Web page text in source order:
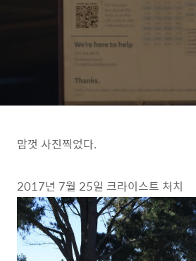
맘껏 사진찍었다.
2017년 7월 25일 크라이스트 처치